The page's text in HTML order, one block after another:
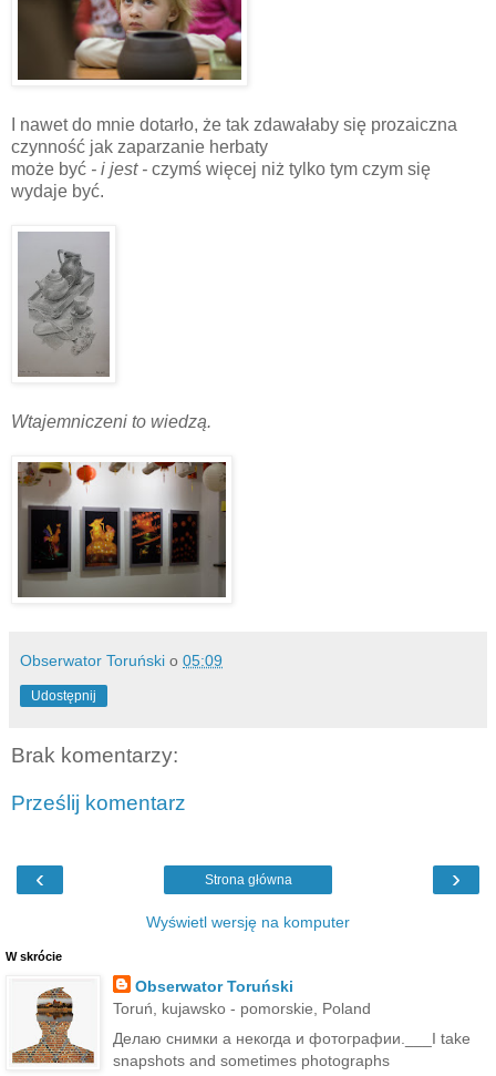
I nawet do mnie dotarło, że tak zdawałaby się prozaiczna
czynność jak zaparzanie herbaty
może być - i jest - czymś więcej niż tylko tym czym się
wydaje być.
Wtajemniczeni to wiedzą.
Obserwator Toruński o 05:09
Udostępnij
Brak komentarzy:
Prześlij komentarz
‹ ›
Strona główna
Wyświetl wersję na komputer
W skrócie
Obserwator Toruński
Toruń, kujawsko - pomorskie, Poland
Делаю снимки а некогда и фотографии.___I take
snapshots and sometimes photographs